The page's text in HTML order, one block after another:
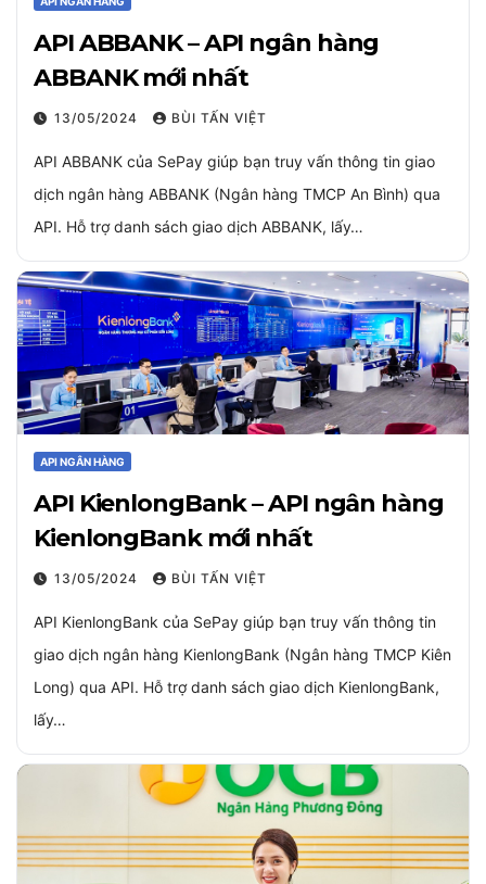
API ABBANK – API ngân hàng
ABBANK mới nhất
13/05/2024 BÙI TẤN VIỆT
API ABBANK của SePay giúp bạn truy vấn thông tin giao
dịch ngân hàng ABBANK (Ngân hàng TMCP An Bình) qua
API. Hỗ trợ danh sách giao dịch ABBANK, lấy…
API NGÂN HÀNG
API KienlongBank – API ngân hàng
KienlongBank mới nhất
13/05/2024 BÙI TẤN VIỆT
API KienlongBank của SePay giúp bạn truy vấn thông tin
giao dịch ngân hàng KienlongBank (Ngân hàng TMCP Kiên
Long) qua API. Hỗ trợ danh sách giao dịch KienlongBank,
lấy…